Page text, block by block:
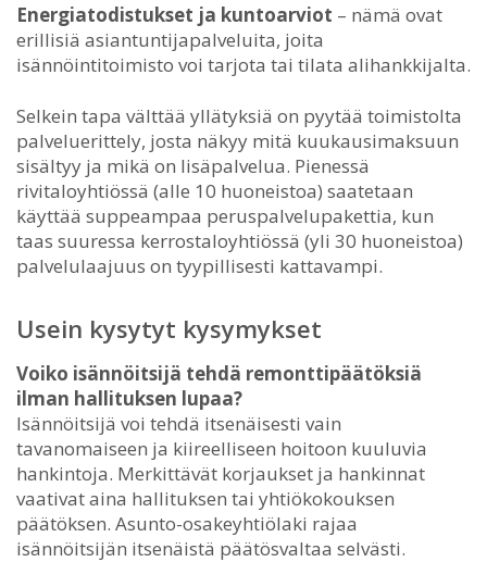
Energiatodistukset ja kuntoarviot – nämä ovat
erillisiä asiantuntijapalveluita, joita
isännöintitoimisto voi tarjota tai tilata alihankkijalta.
Selkein tapa välttää yllätyksiä on pyytää toimistolta
palveluerittely, josta näkyy mitä kuukausimaksuun
sisältyy ja mikä on lisäpalvelua. Pienessä
rivitaloyhtiössä (alle 10 huoneistoa) saatetaan
käyttää suppeampaa peruspalvelupakettia, kun
taas suuressa kerrostaloyhtiössä (yli 30 huoneistoa)
palvelulaajuus on tyypillisesti kattavampi.
Usein kysytyt kysymykset
Voiko isännöitsijä tehdä remonttipäätöksiä
ilman hallituksen lupaa?
Isännöitsijä voi tehdä itsenäisesti vain
tavanomaiseen ja kiireelliseen hoitoon kuuluvia
hankintoja. Merkittävät korjaukset ja hankinnat
vaativat aina hallituksen tai yhtiökokouksen
päätöksen. Asunto-osakeyhtiölaki rajaa
isännöitsijän itsenäistä päätösvaltaa selvästi.